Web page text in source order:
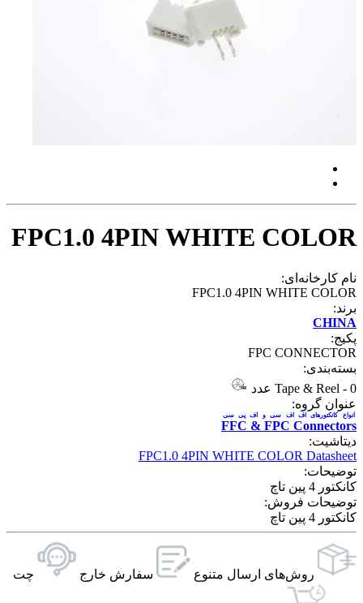
FPC1.0 4PIN WHITE COLOR
نام کارخانه‌ای:
FPC1.0 4PIN WHITE COLOR
برند:
CHINA
پکیج:
FPC CONNECTOR
بسته‌بندی:
Tape & Reel - 0 عدد
عنوان گروه:
FFC & FPC Connectors
انواع کانکتورهای اف اف سی و اف پی سی
دیتاشیت:
FPC1.0 4PIN WHITE COLOR Datasheet
توضیحات:
کانکتور 4 پین تاچ
توضیحات فروش:
کانکتور 4 پین تاچ
روش‌های ارسال‌ متنوع سفارش خارج چت